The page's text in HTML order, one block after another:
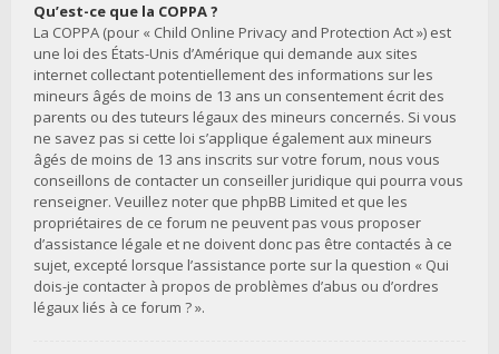
Qu’est-ce que la COPPA ?
La COPPA (pour « Child Online Privacy and Protection Act ») est
une loi des États-Unis d’Amérique qui demande aux sites
internet collectant potentiellement des informations sur les
mineurs âgés de moins de 13 ans un consentement écrit des
parents ou des tuteurs légaux des mineurs concernés. Si vous
ne savez pas si cette loi s’applique également aux mineurs
âgés de moins de 13 ans inscrits sur votre forum, nous vous
conseillons de contacter un conseiller juridique qui pourra vous
renseigner. Veuillez noter que phpBB Limited et que les
propriétaires de ce forum ne peuvent pas vous proposer
d’assistance légale et ne doivent donc pas être contactés à ce
sujet, excepté lorsque l’assistance porte sur la question « Qui
dois-je contacter à propos de problèmes d’abus ou d’ordres
légaux liés à ce forum ? ».